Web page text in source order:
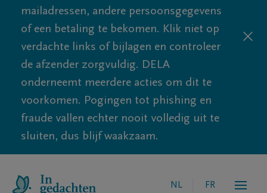
mailadressen, andere persoonsgegevens
of een betaling te bekomen. Klik niet op
verdachte links of bijlagen en controleer
de afzender zorgvuldig. DELA
onderneemt meerdere acties om dit te
voorkomen. Pogingen tot phishing en
fraude vallen echter nooit volledig uit te
sluiten, dus blijf waakzaam.
NL FR